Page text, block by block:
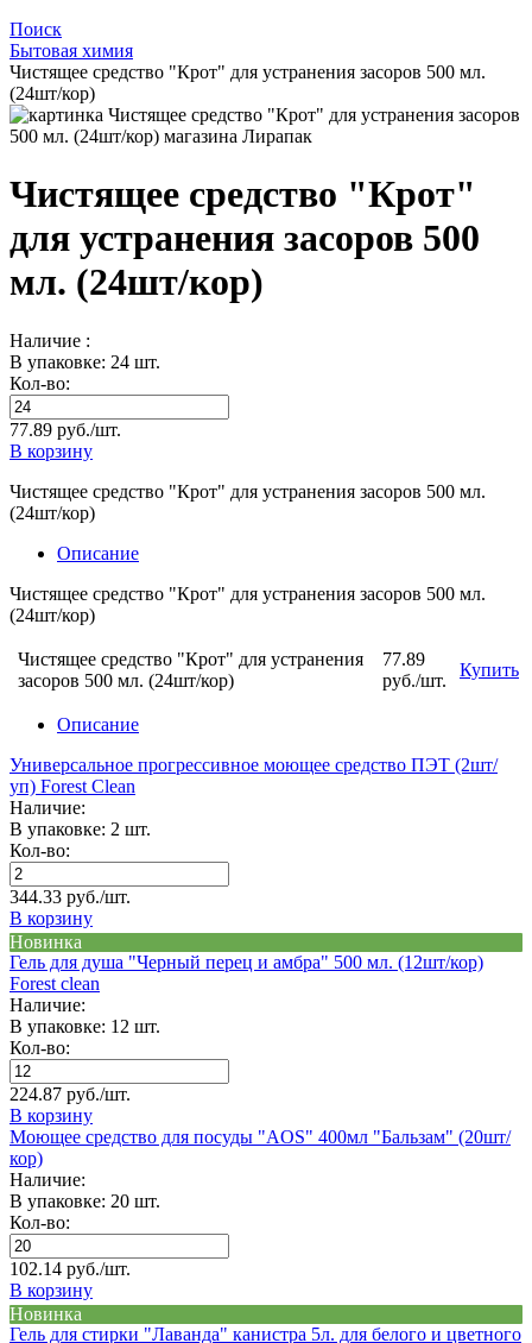
Поиск
Бытовая химия
Чистящее средство "Крот" для устранения засоров 500 мл.
(24шт/кор)
Чистящее средство "Крот"
для устранения засоров 500
мл. (24шт/кор)
Наличие :
В упаковке: 24 шт.
Кол-во:
77.89 руб./шт.
В корзину
Чистящее средство "Крот" для устранения засоров 500 мл.
(24шт/кор)
Описание
Чистящее средство "Крот" для устранения засоров 500 мл.
(24шт/кор)
Чистящее средство "Крот" для устранения
засоров 500 мл. (24шт/кор)
77.89
руб./шт.
Купить
Описание
Универсальное прогрессивное моющее средство ПЭТ (2шт/
уп) Forest Clean
Наличие:
В упаковке: 2 шт.
Кол-во:
344.33 руб./шт.
В корзину
Новинка
Гель для душа "Черный перец и амбра" 500 мл. (12шт/кор)
Forest clean
Наличие:
В упаковке: 12 шт.
Кол-во:
224.87 руб./шт.
В корзину
Моющее средство для посуды "AOS" 400мл "Бальзам" (20шт/
кор)
Наличие:
В упаковке: 20 шт.
Кол-во:
102.14 руб./шт.
В корзину
Новинка
Гель для стирки "Лаванда" канистра 5л. для белого и цветного